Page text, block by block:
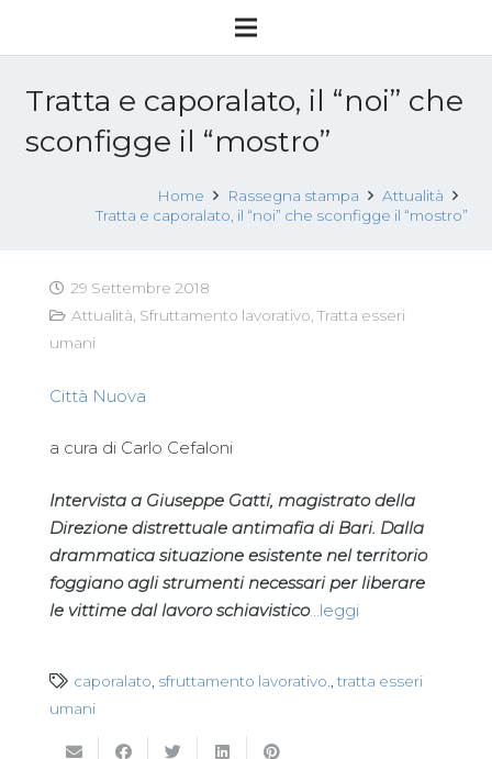
Tratta e caporalato, il “noi” che
sconfigge il “mostro”
Home Rassegna stampa
Attualità
Tratta e caporalato, il “noi” che sconfigge il “mostro”
29 Settembre 2018
Attualità Sfruttamento lavorativo ,Tratta esseri
umani
Città Nuova
a cura di Carlo Cefaloni
Intervista a Giuseppe Gatti, magistrato della
Direzione distrettuale antimafia di Bari. Dalla
drammatica situazione esistente nel territorio
foggiano agli strumenti necessari per liberare
le vittime dal lavoro schiavistico…leggi
caporalato sfruttamento lavorativo. ,tratta esseri
umani